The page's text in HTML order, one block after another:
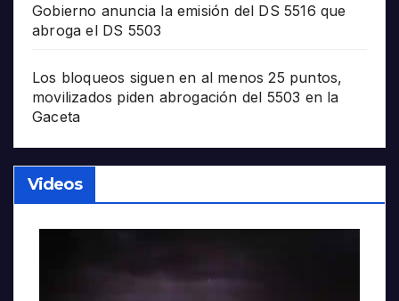
Gobierno anuncia la emisión del DS 5516 que
abroga el DS 5503
Los bloqueos siguen en al menos 25 puntos,
movilizados piden abrogación del 5503 en la
Gaceta
Videos